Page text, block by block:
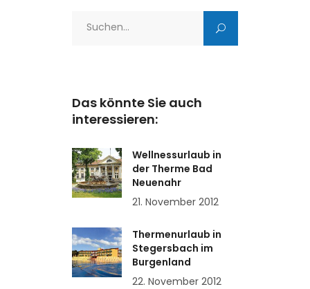
Das könnte Sie auch
interessieren:
Wellnessurlaub in
der Therme Bad
Neuenahr
21. November 2012
Thermenurlaub in
Stegersbach im
Burgenland
22. November 2012